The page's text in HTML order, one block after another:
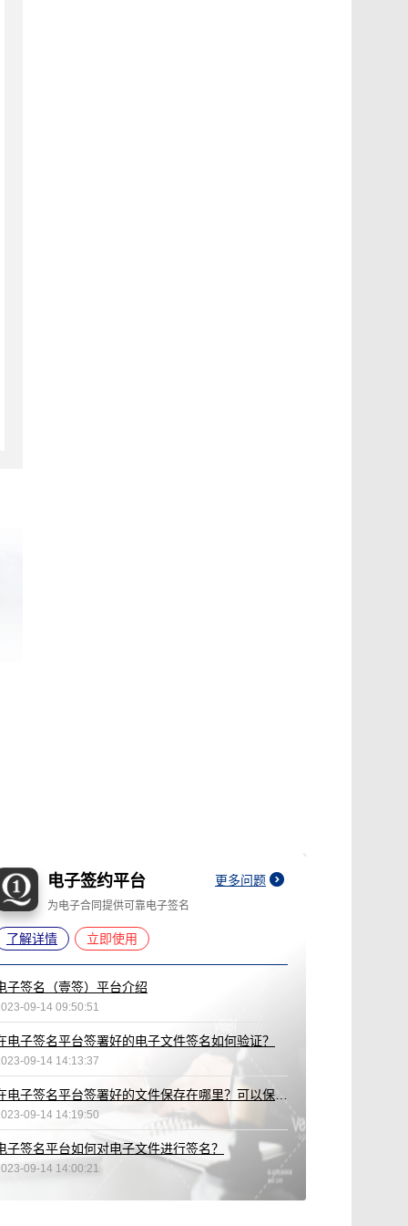
电子签约平台 更多问题
为电子合同提供可靠电子签名
了解详情 立即使用
子签名（壹签）平台介绍
09-14 09:50:51
电子签名平台签署好的电子文件签名如何验证？
09-14 14:13:37
09-14 14:19:50
子签名平台如何对电子文件进行签名？
09-14 14:00:21